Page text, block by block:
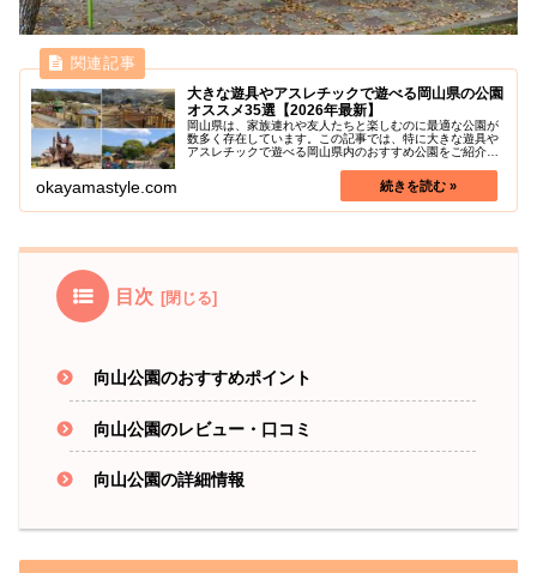
大きな遊具やアスレチックで遊べる岡山県の公園
オススメ35選【2026年最新】
岡山県は、家族連れや友人たちと楽しむのに最適な公園が
数多く存在しています。この記事では、特に大きな遊具や
アスレチックで遊べる岡山県内のおすすめ公園をご紹介し
ークで面白い遊具やアスレチックが...
okayamastyle.com
目次
向山公園のおすすめポイント
向山公園のレビュー・口コミ
向山公園の詳細情報